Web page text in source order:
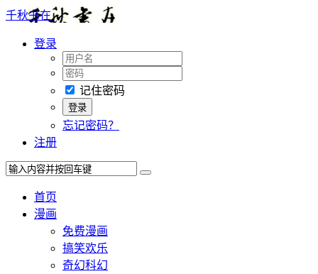
千秋书在
登录
记住密码
忘记密码？
注册
首页
漫画
免费漫画
搞笑欢乐
奇幻科幻